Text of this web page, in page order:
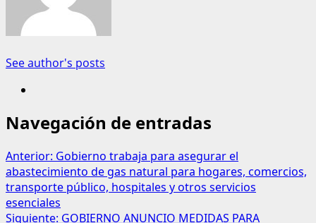
See author's posts
Navegación de entradas
Anterior: Gobierno trabaja para asegurar el
abastecimiento de gas natural para hogares, comercios,
transporte público, hospitales y otros servicios
esenciales
Siguiente: GOBIERNO ANUNCIO MEDIDAS PARA